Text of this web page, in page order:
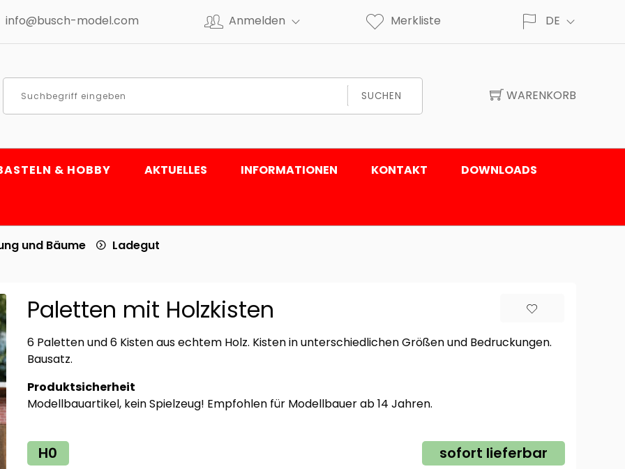
info@busch-model.com Anmelden Merkliste DE
SUCHEN WARENKORB
& HOBBY AKTUELLES INFORMATIONEN KONTAKT DOWNLOADS
und Bäume Ladegut
Paletten mit Holzkisten
6 Paletten und 6 Kisten aus echtem Holz. Kisten in unterschiedlichen Größen und Bedruckungen.
Bausatz.
Produktsicherheit
Modellbauartikel, kein Spielzeug! Empfohlen für Modellbauer ab 14 Jahren.
H0 sofort lieferbar